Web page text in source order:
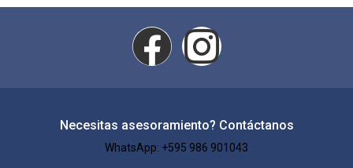
Necesitas asesoramiento? Contáctanos
WhatsApp: +595 986 901043​